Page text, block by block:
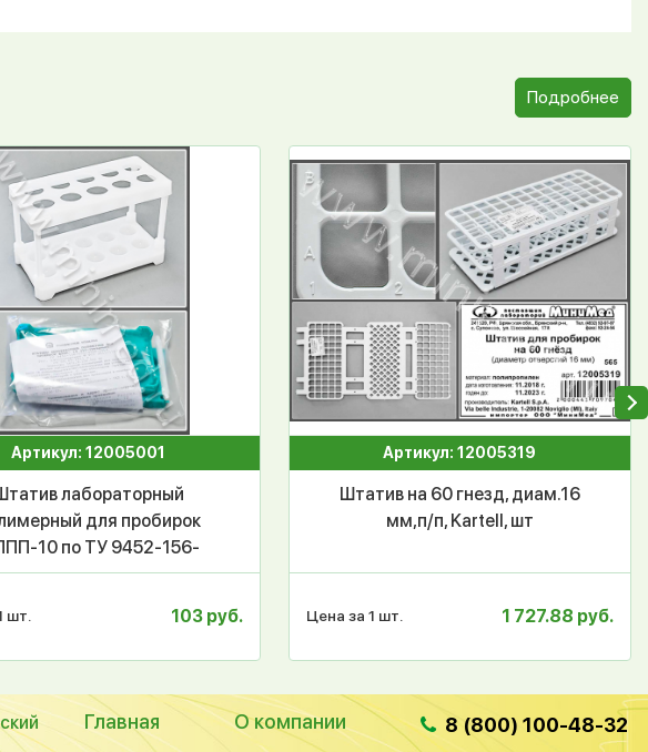
Подробнее
Артикул: 12005001
лабораторный
для пробирок
10 по ТУ 9452-156-
05519988-2006
шт. 103 руб.
Артикул: 12005319
Штатив на 60 гнезд, диам.16
мм,п/п, Kartell, шт
Цена за 1 шт. 1 727.88 руб.
Главная О компании 8 (800) 100-48-32